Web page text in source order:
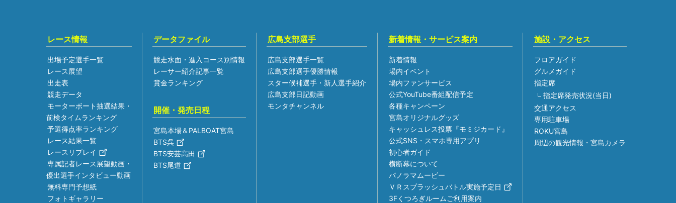
レース情報
出場予定選手一覧
レース展望
出走表
競走データ
モーターボート抽選結果・
前検タイムランキング
予選得点率ランキング
レース結果一覧
レースリプレイ
専属記者レース展望動画・
優出選手インタビュー動画
無料専門予想紙
フォトギャラリー
データファイル
競走水面・進入コース別情報
レーサー紹介記事一覧
賞金ランキング
開催・発売日程
宮島本場＆PALBOAT宮島
BTS呉
BTS安芸高田
BTS尾道
広島支部選手
広島支部選手一覧
広島支部選手優勝情報
スター候補選手・新人選手紹介
広島支部日記動画
モンタチャンネル
新着情報・サービス案内
新着情報
場内イベント
場内ファンサービス
公式YouTube番組配信予定
各種キャンペーン
宮島オリジナルグッズ
キャッシュレス投票『モミジカード』
公式SNS・スマホ専用アプリ
初心者ガイド
横断幕について
パノラマムービー
ＶＲスプラッシュバトル実施予定日
3Fくつろぎルームご利用案内
施設・アクセス
フロアガイド
グルメガイド
指定席
指定席発売状況(当日)
交通アクセス
専用駐車場
ROKU宮島
周辺の観光情報・宮島カメラ